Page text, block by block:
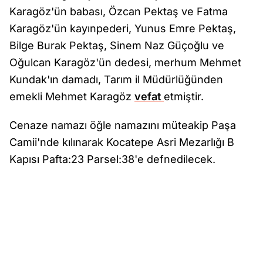
Karagöz'ün babası, Özcan Pektaş ve Fatma
Karagöz'ün kayınpederi, Yunus Emre Pektaş,
Bilge Burak Pektaş, Sinem Naz Güçoğlu ve
Oğulcan Karagöz'ün dedesi, merhum Mehmet
Kundak'ın damadı, Tarım il Müdürlüğünden
emekli Mehmet Karagöz vefat etmiştir.
Cenaze namazı öğle namazını müteakip Paşa
Camii'nde kılınarak Kocatepe Asri Mezarlığı B
Kapısı Pafta:23 Parsel:38'e defnedilecek.